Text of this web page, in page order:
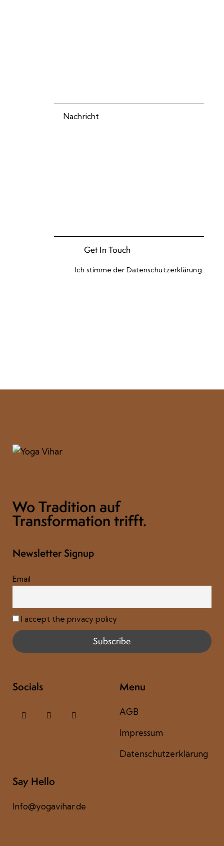
Ich stimme der Datenschutzerklärung.
Wo Tradition auf
Transformation trifft.
Newsletter Signup
Email
I accept the privacy policy
Socials Menu
AGB
Impressum
Datenschutzerklärung
Say Hello
Info@yogavihar.de